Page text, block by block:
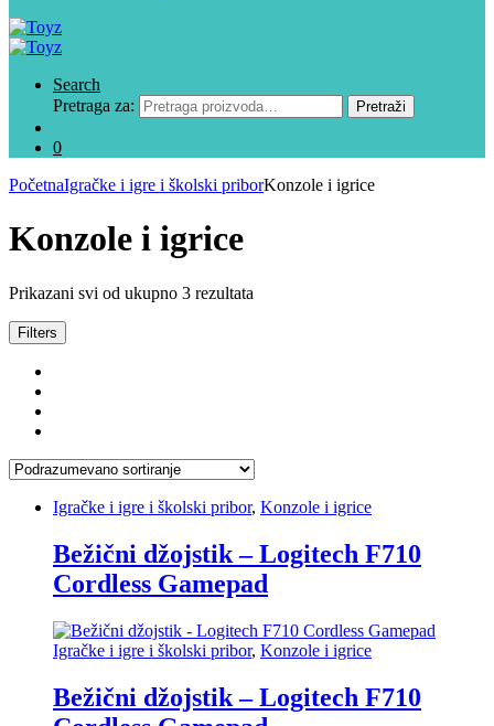
Search
Pretraga za:
Pretraži
0
PočetnaIgračke i igre i školski priborKonzole i igrice
Konzole i igrice
Prikazani svi od ukupno 3 rezultata
Filters
Igračke i igre i školski pribor, Konzole i igrice
Bežični džojstik – Logitech F710
Cordless Gamepad
Igračke i igre i školski pribor, Konzole i igrice
Bežični džojstik – Logitech F710